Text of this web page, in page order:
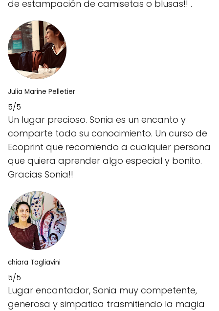
de estampación de camisetas o blusas!! .
Julia Marine Pelletier
5/5
Un lugar precioso. Sonia es un encanto y
comparte todo su conocimiento. Un curso de
Ecoprint que recomiendo a cualquier persona
que quiera aprender algo especial y bonito.
Gracias Sonia!!
chiara Tagliavini
5/5
Lugar encantador, Sonia muy competente,
generosa y simpatica trasmitiendo la magia